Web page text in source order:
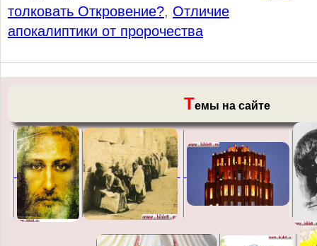
толковать Откровение?, Отличие
апокалиптики от пророчества
Темы на сайте